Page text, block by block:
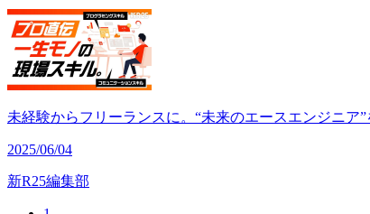
未経験からフリーランスに。“未来のエースエンジニア”
2025/06/04
新R25編集部